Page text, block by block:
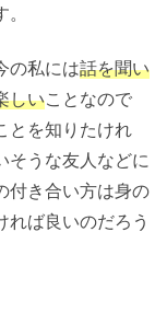
の私には話を聞い
しいことなので
とを知りたけれ
そうな友人などに
付き合い方は身の
れば良いのだろう